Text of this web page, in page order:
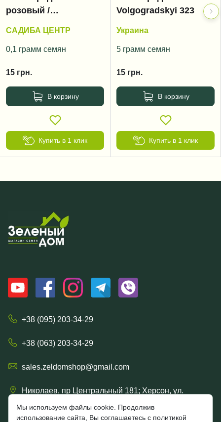
розовый /
САДИБА ЦЕНТР
0,1 грамм семян
15 грн.
В корзину
Купить в 1 клик
Volgogradskyi 323
Украина
5 грамм семян
15 грн.
В корзину
Купить в 1 клик
+38 (095) 203-34-29
+38 (063) 203-34-29
sales.zeldomshop@gmail.com
Николаев, пр Центральный 181; Херсон, ул.
Мы используем файлы cookie. Продолжив
использование сайта, Вы соглашаетесь с политикой